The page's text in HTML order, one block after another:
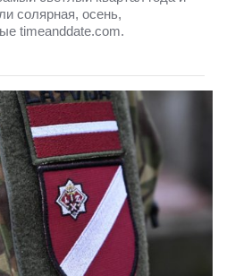
солярная, осень,
timeanddate.com.